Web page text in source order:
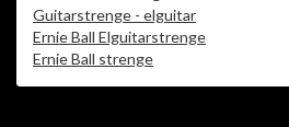
Guitarstrenge - elguitar
Ernie Ball Elguitarstrenge
Ernie Ball strenge